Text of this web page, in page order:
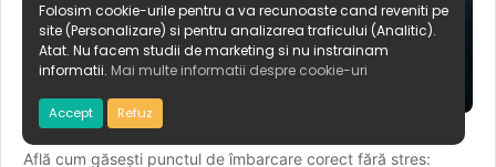
Cum găsești punctul de îmbarcare corect
Află cum găsești punctul de îmbarcare corect fără stres:
Folosim cookie-urile pentru a va recunoaste cand reveniti pe
site (Personalizare) si pentru analizarea traficului (Analitic).
Atat. Nu facem studii de marketing si nu instrainam
informatii. Mai multe informatii despre cookie-uri
Accept Refuz